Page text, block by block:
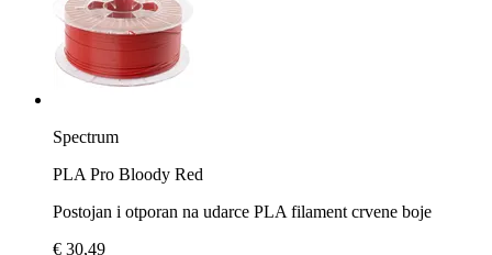
Spectrum
PLA Pro Bloody Red
Postojan i otporan na udarce PLA filament crvene boje
€ 30,49